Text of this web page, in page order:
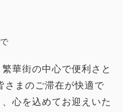
大人1名1 室
税・手数料込
10,380
華街の中心で便利さと
さまのご滞在が快適で
心を込めてお迎えいた